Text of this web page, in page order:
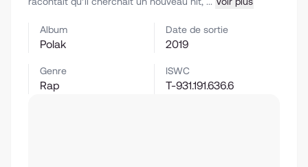
Album
Polak
Date de sortie
2019
Genre
Rap
ISWC
T-931.191.636.6